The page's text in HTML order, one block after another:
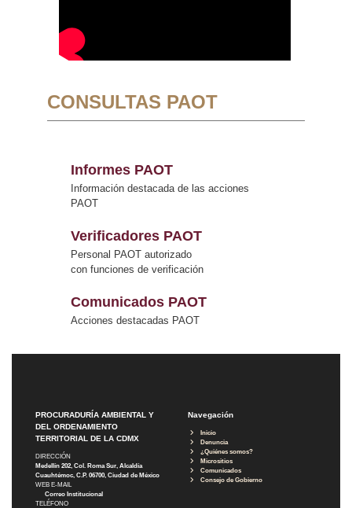
CONSULTAS PAOT
Informes PAOT
Información destacada de las acciones
PAOT
Verificadores PAOT
Personal PAOT autorizado
con funciones de verificación
Comunicados PAOT
Acciones destacadas PAOT
PROCURADURÍA AMBIENTAL Y
DEL ORDENAMIENTO
TERRITORIAL DE LA CDMX
DIRECCIÓN
Medellín 202, Col. Roma Sur, Alcaldía
Cuauhtémoc, C.P. 06700, Ciudad de México
WEB E-MAIL
Correo Institucional
TELÉFONO
Navegación
Inicio
Denuncia
¿Quiénes somos?
Micrositios
Comunicados
Consejo de Gobierno